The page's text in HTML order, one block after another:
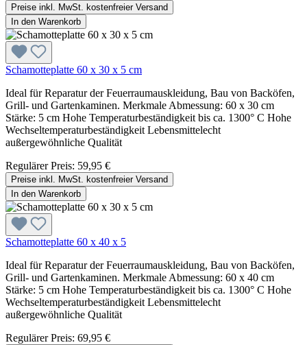
Preise inkl. MwSt. kostenfreier Versand
In den Warenkorb
Schamotteplatte 60 x 30 x 5 cm
Ideal für Reparatur der Feuerraumauskleidung, Bau von Backöfen,
Grill- und Gartenkaminen. Merkmale Abmessung: 60 x 30 cm
Stärke: 5 cm Hohe Temperaturbeständigkeit bis ca. 1300° C Hohe
Wechseltemperaturbeständigkeit Lebensmittelecht
außergewöhnliche Qualität
Regulärer Preis: 59,95 €
Preise inkl. MwSt. kostenfreier Versand
In den Warenkorb
Schamotteplatte 60 x 40 x 5
Ideal für Reparatur der Feuerraumauskleidung, Bau von Backöfen,
Grill- und Gartenkaminen. Merkmale Abmessung: 60 x 40 cm
Stärke: 5 cm Hohe Temperaturbeständigkeit bis ca. 1300° C Hohe
Wechseltemperaturbeständigkeit Lebensmittelecht
außergewöhnliche Qualität
Regulärer Preis: 69,95 €